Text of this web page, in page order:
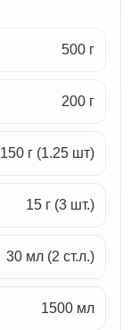
500 г
200 г
150 г (1.25 шт)
15 г (3 шт.)
30 мл (2 ст.л.)
1500 мл